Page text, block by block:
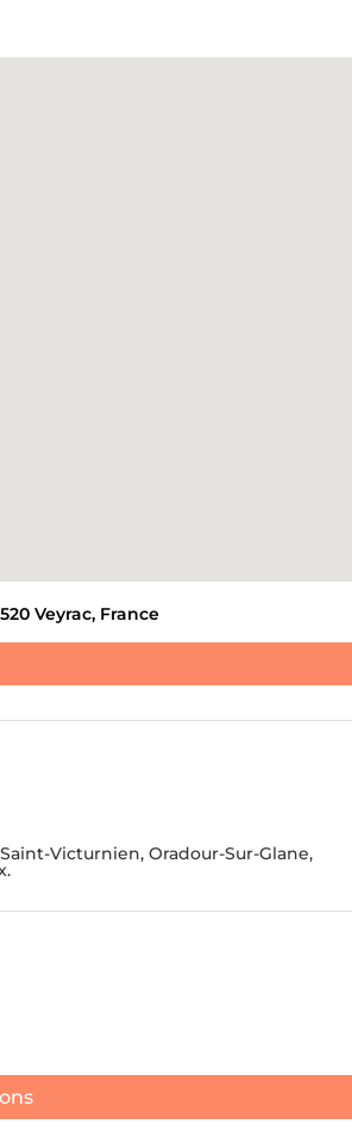
Veyrac, France
Victurnien, Oradour-Sur-Glane,